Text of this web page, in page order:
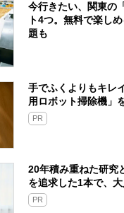
今行きたい、関東の
ト4つ。無料で楽し
題も
手でふくよりもキレ
用ロボット掃除機」
PR
20年積み重ねた研究
を追求した1本で、
PR